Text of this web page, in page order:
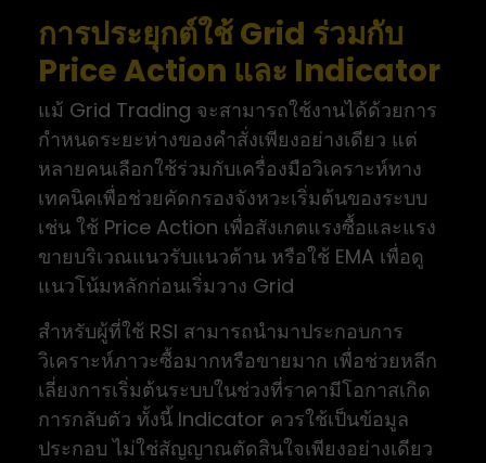
การประยุกต์ใช้ Grid ร่วมกับ
Price Action และ Indicator
แม้ Grid Trading จะสามารถใช้งานได้ด้วยการ
กำหนดระยะห่างของคำสั่งเพียงอย่างเดียว แต่
หลายคนเลือกใช้ร่วมกับเครื่องมือวิเคราะห์ทาง
เทคนิคเพื่อช่วยคัดกรองจังหวะเริ่มต้นของระบบ
เช่น ใช้ Price Action เพื่อสังเกตแรงซื้อและแรง
ขายบริเวณแนวรับแนวต้าน หรือใช้ EMA เพื่อดู
แนวโน้มหลักก่อนเริ่มวาง Grid
สำหรับผู้ที่ใช้ RSI สามารถนำมาประกอบการ
วิเคราะห์ภาวะซื้อมากหรือขายมาก เพื่อช่วยหลีก
เลี่ยงการเริ่มต้นระบบในช่วงที่ราคามีโอกาสเกิด
การกลับตัว ทั้งนี้ Indicator ควรใช้เป็นข้อมูล
ประกอบ ไม่ใช่สัญญาณตัดสินใจเพียงอย่างเดียว